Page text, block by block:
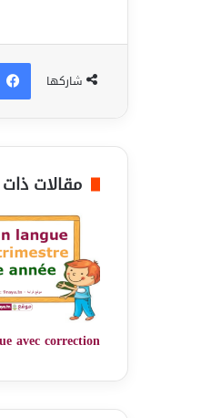
شاركها
مقالات
avec correction